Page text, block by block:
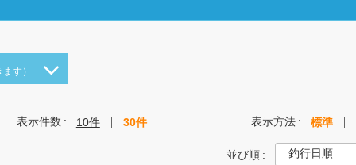
す）
表示件数 10件 30件 表示方法 標準
並び順